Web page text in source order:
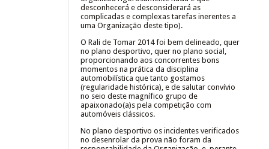
desconhecerá e desconsiderará as
complicadas e complexas tarefas inerentes a
uma Organização deste tipo).
O Rali de Tomar 2014 foi bem delineado, quer
no plano desportivo, quer no plano social,
proporcionando aos concorrentes bons
momentos na prática da disciplina
automobilística que tanto gostamos
(regularidade histórica), e de salutar convívio
no seio deste magnífico grupo de
apaixonado(a)s pela competição com
automóveis clássicos.
No plano desportivo os incidentes verificados
no desenrolar da prova não foram da